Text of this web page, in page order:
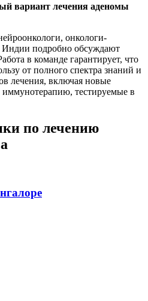
вариант лечения аденомы
онкологи-
Индии подробно обсуждают
в команде гарантирует, что
от полного спектра знаний и
лечения, включая новые
тестируемые в
по лечению